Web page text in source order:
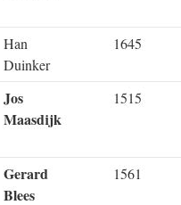
Han
Duinker
1645
Jos
Maasdijk
1515
Gerard
Blees
1561